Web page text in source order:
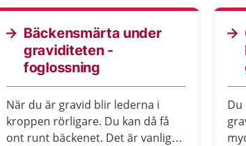
Bäckensmärta under
graviditeten -
foglossning
När du är gravid blir lederna i
kroppen rörligare. Du kan då få
ont runt bäckenet. Det är vanligt
Du